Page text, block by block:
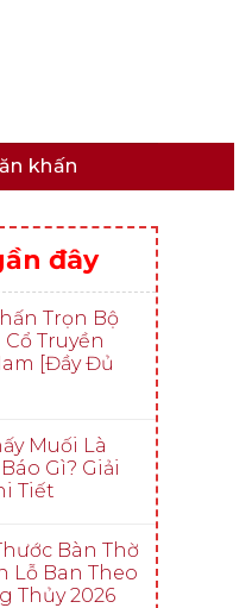
khấn
đây
Trọn Bộ
Cổ Truyền
[Đầy Đủ
Muối Là
Gì? Giải
Tiết
Bàn Thờ
Lỗ Ban Theo
Thủy 2026